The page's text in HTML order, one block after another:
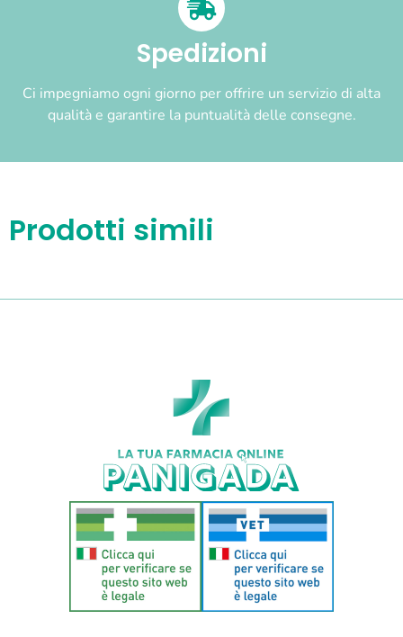
Spedizioni
Ci impegniamo ogni giorno per offrire un servizio di alta
qualità e garantire la puntualità delle consegne.
Prodotti simili